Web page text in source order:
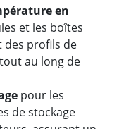
en
et les boîtes
profils de
au long de
pour les
de stockage